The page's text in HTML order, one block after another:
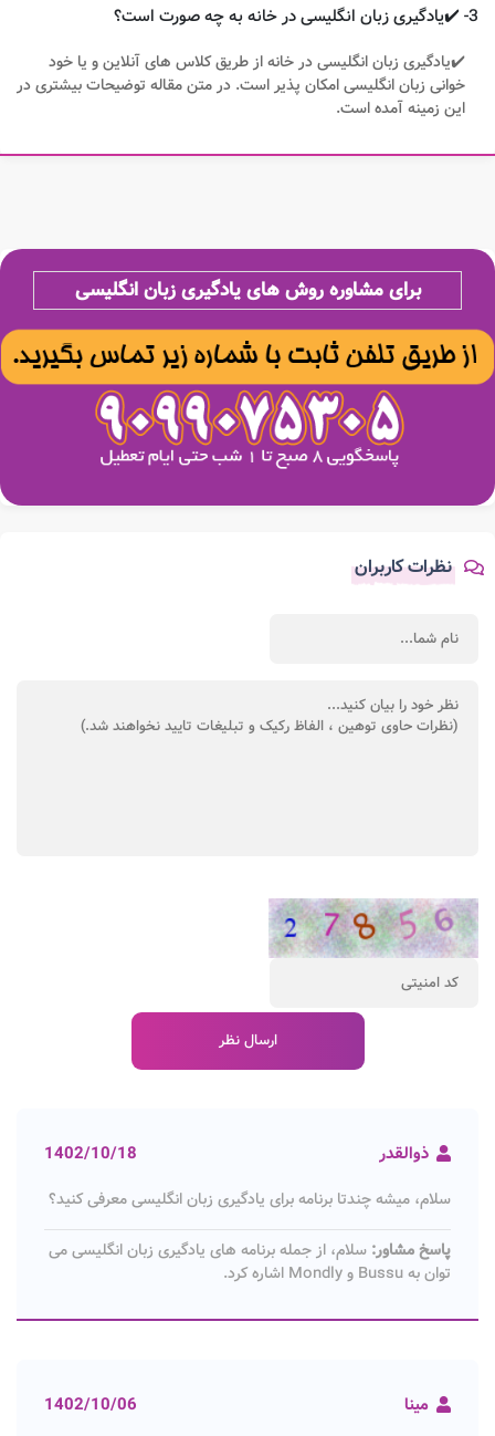
3- ✔️یادگیری زبان انگلیسی در خانه به چه صورت است؟
✔️یادگیری زبان انگلیسی در خانه از طریق کلاس های آنلاین و یا خود
خوانی زبان انگلیسی امکان پذیر است. در متن مقاله توضیحات بیشتری در
این زمینه آمده است.
برای مشاوره روش های یادگیری زبان انگلیسی
نظرات کاربران
ذوالقدر 1402/10/18
سلام، میشه چندتا برنامه برای یادگیری زبان انگلیسی معرفی کنید؟
پاسخ مشاور: سلام، از جمله برنامه های یادگیری زبان انگلیسی می
توان به Bussu و Mondly اشاره کرد.
مینا 1402/10/06